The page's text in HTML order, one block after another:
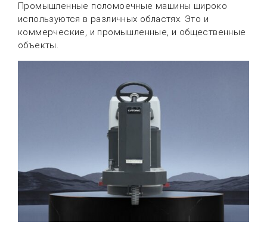
Промышленные поломоечные машины широко
используются в различных областях. Это и
коммерческие, и промышленные, и общественные
объекты.